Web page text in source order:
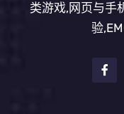
类游戏,网页与手
验